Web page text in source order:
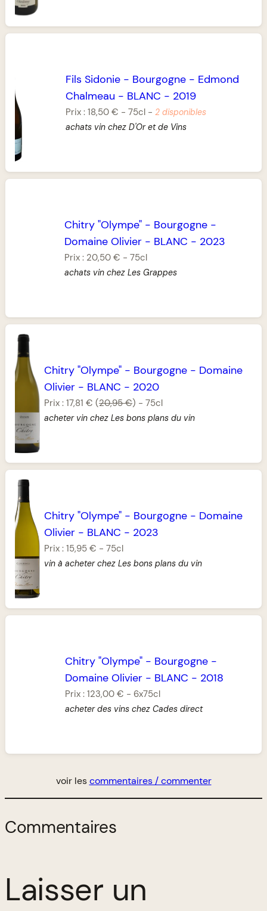
Fils Sidonie - Bourgogne - Edmond
Chalmeau - BLANC - 2019
Prix :18,50 € -75cl -2 disponibles
achats vin chez D'Or et de Vins
Chitry "Olympe" - Bourgogne -
Domaine Olivier - BLANC - 2023
Prix : 20,50 € -75cl
achats vin chez Les Grappes
Chitry "Olympe" - Bourgogne - Domaine
Olivier - BLANC - 2020
Prix :17,81 € (20,95 €) -75cl
acheter vin chez Les bons plans du vin
Chitry "Olympe" - Bourgogne - Domaine
Olivier - BLANC - 2023
Prix :15,95 € -75cl
vin à acheter chez Les bons plans du vin
Chitry "Olympe"- Bourgogne-
Domaine Olivier- BLANC - 2018
Prix : 123,00 € - 6x75cl
acheter des vins chez Cades direct
voir lescommentaires / commenter
Commentaires
Laisser un